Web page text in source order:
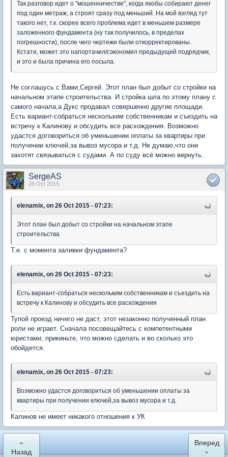
Так разговор идет о "мошенничестве", когда якобы собирают денег
под один метраж, а строят сразу под меньший. На мой взгляд тут
такого нет, т.к. скорее всего проблема идет в меньшем размере
заложенного фундамента (ну так получилось, в пределах
погрешности), после чего чертежи были откорректированы.
Кстати, может это напортачил/сэкономил предыдущий подрядчик,
и это и была причина его посыла.
Не соглашусь с Вами,Сергей. Этот план был добыт со стройки на
начальном этапе строительства. И стройка шла по этому плану с
самого начала,а Дукс продавал совершенно другие площади.
Есть вариант-собраться нескольким собственникам и съездить на
встречу к Калинову и обсудить все расхождения. Возможно
удастся договориться об уменьшении оплаты за квартиры при
получении ключей,за вывоз мусора и т.д. Не думаю,что они
захотят связываться с судами. А по суду всё можно вернуть.
SergeAS
26 Oct 2015
elenamix, on 26 Oct 2015 - 07:23:
Этот план был добыт со стройки на начальном этапе
строительства
Т.е. с момента заливки фундамента?
elenamix, on 26 Oct 2015 - 07:23:
Есть вариант-собраться нескольким собственникам и съездить на
встречу к Калинову и обсудить все расхождения
Тупой проезд ничего не даст, этот незаконно полученный план
роли не играет. Сначала посовещайтесь с компетентными
юристами, прикиньте, что можно сделать и во сколько это
обойдется.
elenamix, on 26 Oct 2015 - 07:23:
Возможно удастся договориться об уменьшении оплаты за
квартиры при получении ключей,за вывоз мусора и т.д.
Калинов не имеет никакого отношения к УК
«
Назад
Вперед
»